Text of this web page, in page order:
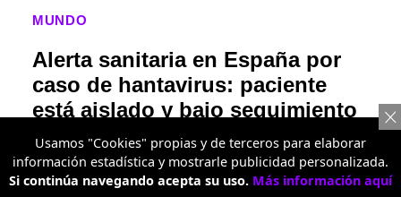
MUNDO
Alerta sanitaria en España por
caso de hantavirus: paciente
está aislado y bajo seguimiento
médico
La cepa Andes, asociada con Argentina y
Usamos "Cookies" propias y de terceros para elaborar
información estadística y mostrarle publicidad personalizada.
Si continúa navegando acepta su uso. Más información aquí